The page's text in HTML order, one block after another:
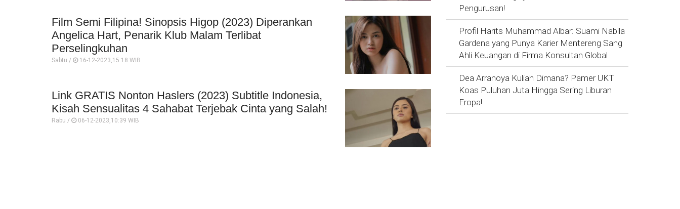
Film Semi Filipina! Sinopsis Higop (2023) Diperankan
Angelica Hart, Penarik Klub Malam Terlibat
Perselingkuhan
Sabtu / 16-12-2023,15:18 WIB
Link GRATIS Nonton Haslers (2023) Subtitle Indonesia,
Kisah Sensualitas 4 Sahabat Terjebak Cinta yang Salah!
Rabu / 06-12-2023,10:39 WIB
Pengurusan!
Profil Harits Muhammad Albar: Suami Nabila
Gardena yang Punya Karier Mentereng Sang
Ahli Keuangan di Firma Konsultan Global
Dea Arranoya Kuliah Dimana? Pamer UKT
Koas Puluhan Juta Hingga Sering Liburan
Eropa!